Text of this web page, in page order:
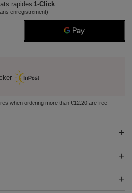
rapides 1-Click
enregistrement)
when ordering more than €12.20 are free